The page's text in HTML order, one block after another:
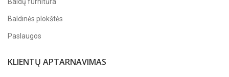
Baldinės plokštės
Paslaugos
KLIENTŲ APTARNAVIMAS